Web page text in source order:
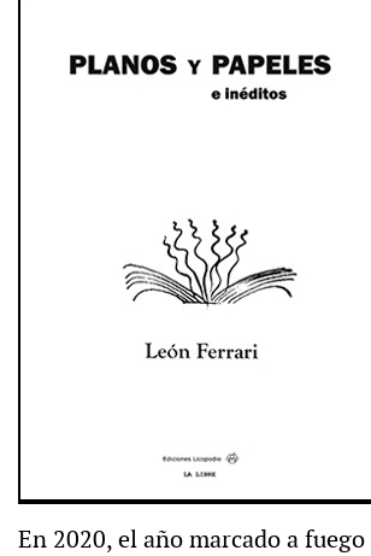
En 2020, el año marcado a